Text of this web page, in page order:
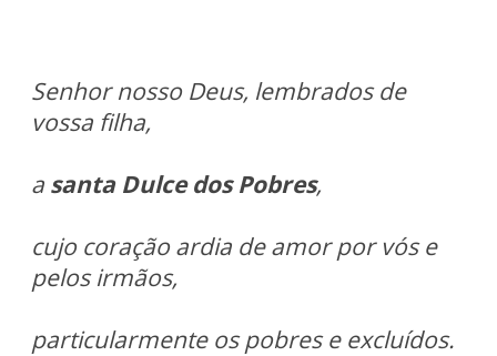
Senhor nosso Deus, lembrados de
vossa filha,
a santa Dulce dos Pobres,
cujo coração ardia de amor por vós e
pelos irmãos,
particularmente os pobres e excluídos.